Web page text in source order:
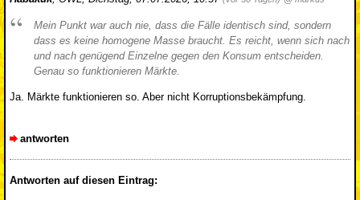
Mein Punkt war auch nie, dass die Fälle identisch sind, sondern
dass es keine homogene Masse braucht. Es reicht, wenn sich nach
und nach genügend Einzelne gegen den Konsum entscheiden.
Genau so funktionieren Märkte.
Ja. Märkte funktionieren so. Aber nicht Korruptionsbekämpfung.
antworten
Antworten auf diesen Eintrag: